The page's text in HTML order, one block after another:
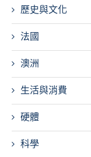
歷史與文化
法國
澳洲
生活與消費
硬體
科學